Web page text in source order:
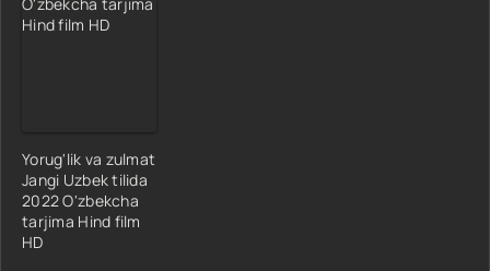
Yorug'lik va zulmat
Jangi Uzbek tilida
2022 O'zbekcha
tarjima Hind film
HD